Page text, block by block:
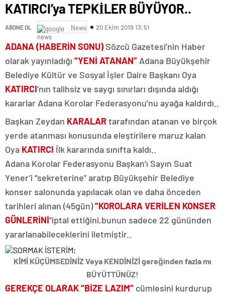
KATIRCI’ya TEPKİLER BÜYÜYOR..
ABONE OL News 20 Ekim 2019 13:51
ADANA (HABERİN SONU)Sözcü Gazetesi’nin Haber
olarak yayınladığı “YENİ ATANAN” Adana Büyükşehir
Belediye Kültür ve Sosyal İşler Daire Başkanı Oya
KATIRCI’nın talihsiz ve saygı sınırları dışında aldığı
kararlar Adana Korolar Federasyonu’nu ayağa kaldırdı..
Başkan Zeydan KARALARtarafından atanan ve birçok
yerde atanması konusunda eleştirilere maruz kalan
Oya KATIRCI İlk kararında sınıfta kaldı..
Adana Korolar Federasyonu Başkan’ı Sayın Suat
Yener’i “sekreterine” aratıp Büyükşehir Belediye
konser salonunda yapılacak olan ve daha önceden
tarihleri alınan (45gün)“KOROLARA VERİLEN KONSER
GÜNLERİNİ”iptal ettiğini,bunun sadece 22 gününden
yararlanabileceklerini iletmiştir..
KİMİ KÜÇÜMSEDİNİZ Veya KENDİNİZİ gereğinden fazla mı
BÜYÜTTÜNÜZ!
GEREKÇE OLARAK “BİZE LAZIM” cümlesini kurdurup